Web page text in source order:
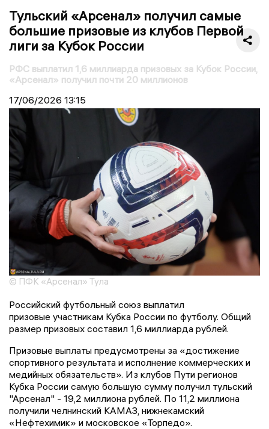
Тульский «Арсенал» получил самые
большие призовые из клубов Первой
лиги за Кубок России
РФС выплатил 1,6 миллиарда призовых за Кубок России,
«Арсенал» получил почти 20 миллионов
17/06/2026 13:15
© ПФК «Арсенал» Тула
Российский футбольный союз выплатил
призовые участникам Кубка России по футболу. Общий
размер призовых составил 1,6 миллиарда рублей.
Призовые выплаты предусмотрены за «достижение
спортивного результата и исполнение коммерческих и
медийных обязательств». Из клубов Пути регионов
Кубка России самую большую сумму получил тульский
"Арсенал" - 19,2 миллиона рублей. По 11,2 миллиона
получили челнинский КАМАЗ, нижнекамский
«Нефтехимик» и московское «Торпедо».